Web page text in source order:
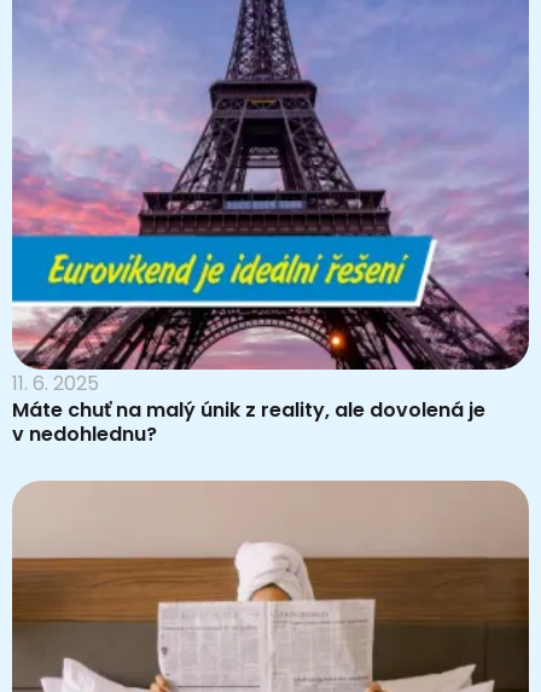
11. 6. 2025
Máte chuť na malý únik z reality, ale dovolená je
v nedohlednu?